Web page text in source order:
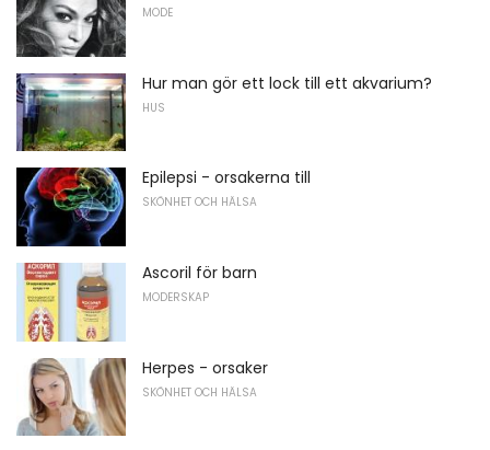
MODE
Hur man gör ett lock till ett akvarium?
HUS
Epilepsi - orsakerna till
SKÖNHET OCH HÄLSA
Ascoril för barn
MODERSKAP
Herpes - orsaker
SKÖNHET OCH HÄLSA